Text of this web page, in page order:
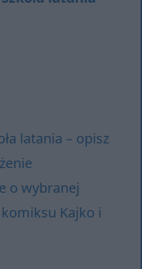
latania – opisz
o wybranej
Kajko i